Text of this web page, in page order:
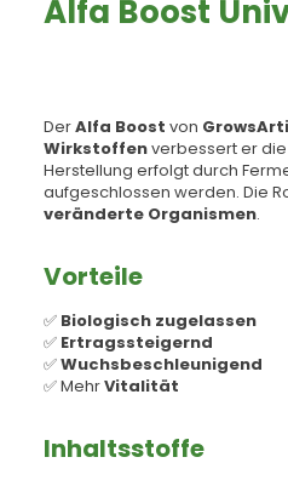
Alfa Boost
DerAlfa Boost von
Wirkstoffenverbessert er die
Herstellung erfolgt durch
aufgeschlossen werden. Die
veränderte Organismen.
Vorteile
✅ Biologisch zugelassen
✅ Ertragssteigernd
✅Wuchsbeschleunigend
✅ MehrVitalität
Inhaltsstoffe